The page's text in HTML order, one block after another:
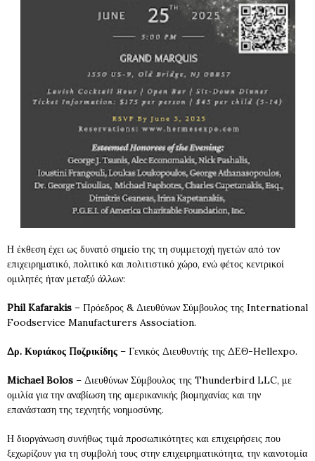
Η έκθεση έχει ως δυνατό σημείο της τη συμμετοχή ηγετών από τον
επιχειρηματικό, πολιτικό και πολιτιστικό χώρο, ενώ φέτος κεντρικοί
ομιλητές ήταν μεταξύ άλλων:
Phil Kafarakis – Πρόεδρος & Διευθύνων Σύμβουλος της International
Foodservice Manufacturers Association.
Δρ. Κυριάκος Ποζρικίδης – Γενικός Διευθυντής της ΔΕΘ-Hellexpo.
Michael Bolos – Διευθύνων Σύμβουλος της Thunderbird LLC, με
ομιλία για την αναβίωση της αμερικανικής βιομηχανίας και την
επανάσταση της τεχνητής νοημοσύνης.
Η διοργάνωση συνήθως τιμά προσωπικότητες και επιχειρήσεις που
ξεχωρίζουν για τη συμβολή τους στην επιχειρηματικότητα, την καινοτομία